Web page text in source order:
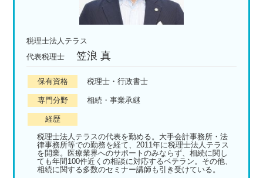
税理士法人テラス
代表税理士
笠浪 真
保有資格 税理士・行政書士
専門分野 相続・事業承継
経歴
税理士法人テラスの代表を勤める。大手会計事務所・法
律事務所等での勤務を経て、2011年に税理士法人テラス
を開業。医療業界へのサポートのみならず、相続に関し
ても年間100件近くの相談に対応するベテラン。その他、
相続に関する多数のセミナー講師も引き受けている。